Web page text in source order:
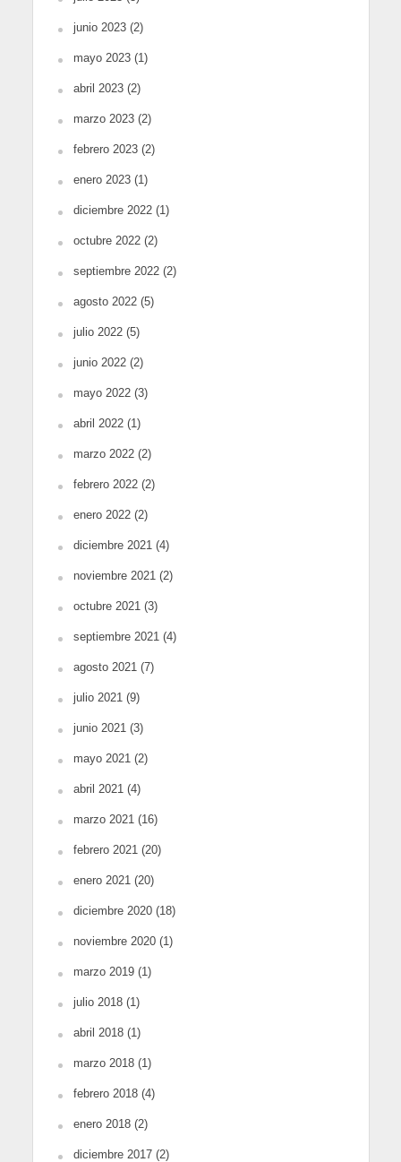
junio 2023(2)
mayo 2023(1)
abril 2023(2)
marzo 2023(2)
febrero 2023(2)
enero 2023(1)
diciembre 2022(1)
octubre 2022(2)
septiembre 2022(2)
agosto 2022(5)
julio 2022(5)
junio 2022(2)
mayo 2022(3)
abril 2022(1)
marzo 2022(2)
febrero 2022(2)
enero 2022(2)
diciembre 2021(4)
noviembre 2021(2)
octubre 2021(3)
septiembre 2021(4)
agosto 2021(7)
julio 2021(9)
junio 2021(3)
mayo 2021(2)
abril 2021(4)
marzo 2021(16)
febrero 2021(20)
enero 2021(20)
diciembre 2020(18)
noviembre 2020(1)
marzo 2019(1)
julio 2018(1)
abril 2018(1)
marzo 2018(1)
febrero 2018(4)
enero 2018(2)
diciembre 2017(2)